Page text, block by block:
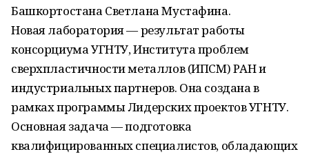
Башкортостана Светлана Мустафина.
Новая лаборатория — результат работы
консорциума УГНТУ, Института проблем
сверхпластичности металлов (ИПСМ) РАН и
индустриальных партнеров. Она создана в
рамках программы Лидерских проектов УГНТУ.
Основная задача — подготовка
квалифицированных специалистов, обладающих